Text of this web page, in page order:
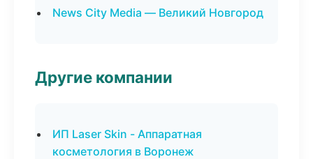
News City Media — Великий Новгород
Другие компании
ИП Laser Skin - Аппаратная
косметология в Воронеж